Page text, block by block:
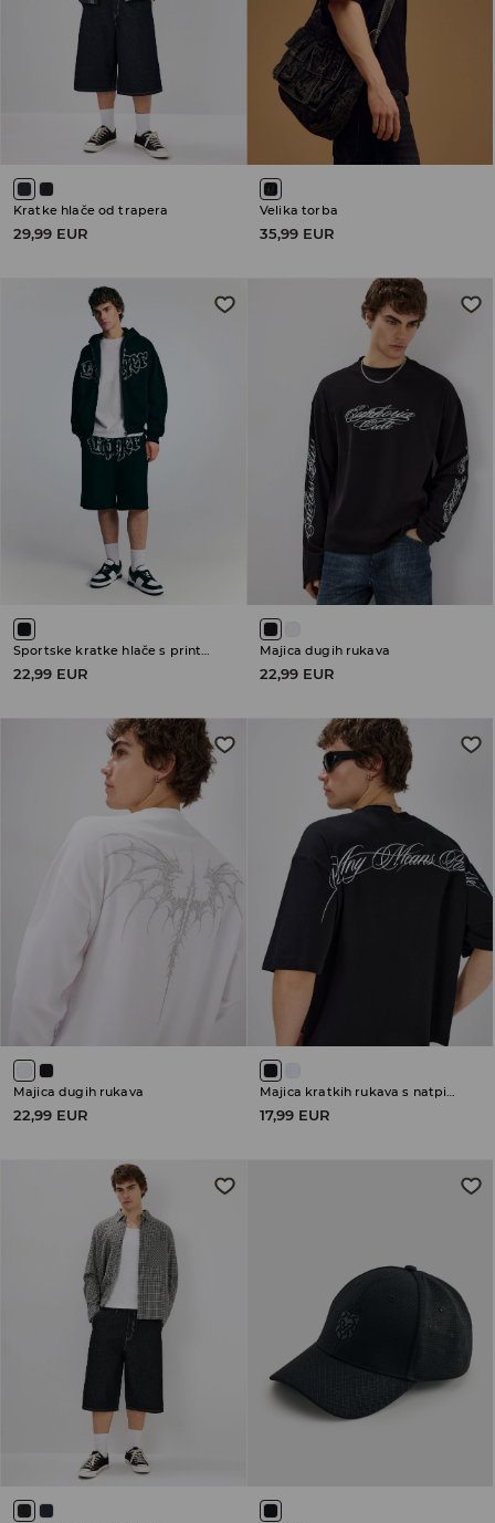
Kratke hlače od trapera
29,99 EUR
Velika torba
35,99 EUR
Sportske kratke hlače s printom
22,99 EUR
Majica dugih rukava
22,99 EUR
Majica dugih rukava
22,99 EUR 17,99 EUR